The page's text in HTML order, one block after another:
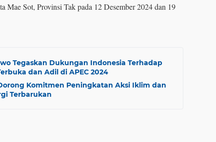
Mae Sot, Provinsi Tak pada 12 Desember 2024 dan 19
Tegaskan Dukungan Indonesia Terhadap
dan Adil di APEC 2024
Dorong Komitmen Peningkatan Aksi Iklim dan
Terbarukan